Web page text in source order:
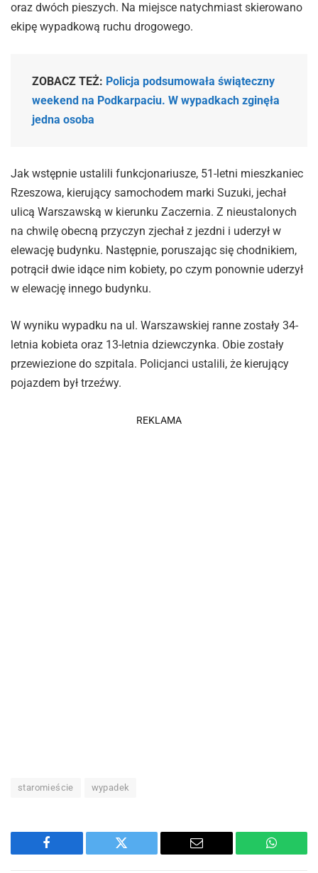
oraz dwóch pieszych. Na miejsce natychmiast skierowano
ekipę wypadkową ruchu drogowego.
ZOBACZ TEŻ: Policja podsumowała świąteczny
weekend na Podkarpaciu. W wypadkach zginęła
jedna osoba
Jak wstępnie ustalili funkcjonariusze, 51-letni mieszkaniec
Rzeszowa, kierujący samochodem marki Suzuki, jechał
ulicą Warszawską w kierunku Zaczernia. Z nieustalonych
na chwilę obecną przyczyn zjechał z jezdni i uderzył w
elewację budynku. Następnie, poruszając się chodnikiem,
potrącił dwie idące nim kobiety, po czym ponownie uderzył
w elewację innego budynku.
W wyniku wypadku na ul. Warszawskiej ranne zostały 34-
letnia kobieta oraz 13-letnia dziewczynka. Obie zostały
przewiezione do szpitala. Policjanci ustalili, że kierujący
pojazdem był trzeźwy.
REKLAMA
staromieście wypadek
Facebook Twitter Email